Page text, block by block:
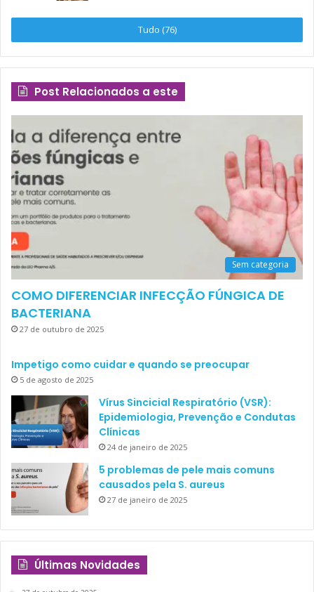
Tudo (76)
Post Relacionados a este
Sem categoria
COMO DIFERENCIAR INFECÇÃO FÚNGICA DE
BACTERIANA
27 de outubro de 2025
Impetigo como cuidar e quando se preocupar
5 de agosto de 2025
Vírus Sincicial Respiratório (VSR):
Epidemiologia, Prevenção e Condutas
Clínicas
24 de janeiro de 2025
5 problemas de pele mais comuns
causados pela S. aureus
27 de janeiro de 2025
Últimas Novidades